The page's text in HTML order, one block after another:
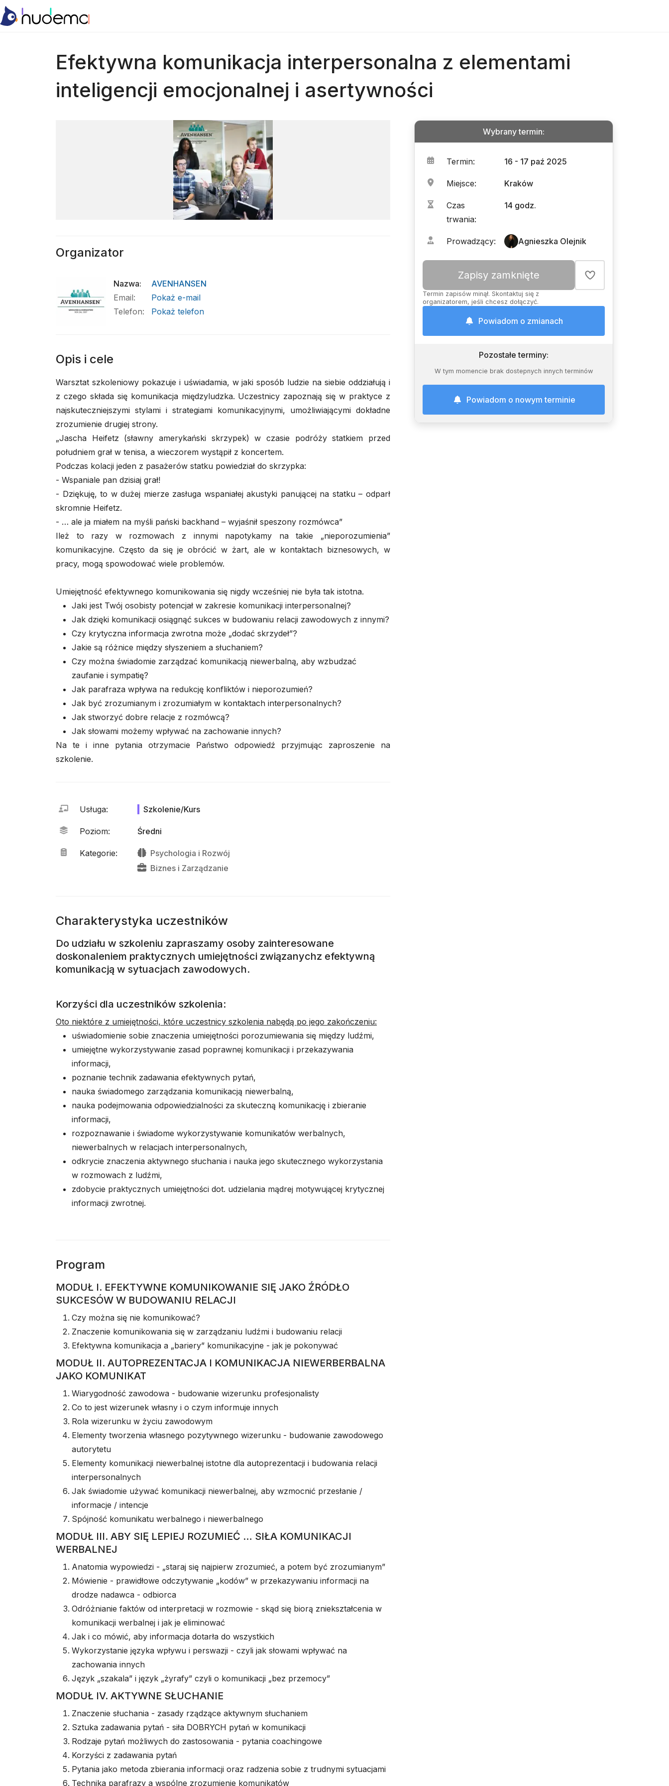
Efektywna komunikacja interpersonalna z elementami
inteligencji emocjonalnej i asertywności
Wybrany termin:
Termin: 16 - 17 paź 2025
Miejsce: Kraków
Czas
trwania:
14 godz.
Prowadzący: Agnieszka Olejnik
Zapisy zamknięte
Termin zapisów minął. Skontaktuj się z
organizatorem, jeśli chcesz dołączyć.
Powiadom o zmianach
Pozostałe terminy:
W tym momencie brak dostepnych innych terminów
Powiadom o nowym terminie
Organizator
Nazwa:
AVENHANSEN
Email:
Pokaż e-mail
Telefon: Pokaż telefon
Opis i cele
Warsztat szkoleniowy pokazuje i uświadamia, w jaki sposób ludzie na siebie oddziałują i
z czego składa się komunikacja międzyludzka. Uczestnicy zapoznają się w praktyce z
najskuteczniejszymi stylami i strategiami komunikacyjnymi, umożliwiającymi dokładne
zrozumienie drugiej strony.
„Jascha Heifetz (sławny amerykański skrzypek) w czasie podróży statkiem przed
południem grał w tenisa, a wieczorem wystąpił z koncertem.
Podczas kolacji jeden z pasażerów statku powiedział do skrzypka:
- Wspaniale pan dzisiaj grał!
- Dziękuję, to w dużej mierze zasługa wspaniałej akustyki panującej na statku – odparł
skromnie Heifetz.
- … ale ja miałem na myśli pański backhand – wyjaśnił speszony rozmówca”
Ileż to razy w rozmowach z innymi napotykamy na takie „nieporozumienia”
komunikacyjne. Często da się je obrócić w żart, ale w kontaktach biznesowych, w
pracy, mogą spowodować wiele problemów.
Umiejętność efektywnego komunikowania się nigdy wcześniej nie była tak istotna.
Jaki jest Twój osobisty potencjał w zakresie komunikacji interpersonalnej?
Jak dzięki komunikacji osiągnąć sukces w budowaniu relacji zawodowych z innymi?
Czy krytyczna informacja zwrotna może „dodać skrzydeł”?
Jakie są różnice między słyszeniem a słuchaniem?
Czy można świadomie zarządzać komunikacją niewerbalną, aby wzbudzać
zaufanie i sympatię?
Jak parafraza wpływa na redukcję konfliktów i nieporozumień?
Jak być zrozumianym i zrozumiałym w kontaktach interpersonalnych?
Jak stworzyć dobre relacje z rozmówcą?
Jak słowami możemy wpływać na zachowanie innych?
Na te i inne pytania otrzymacie Państwo odpowiedź przyjmując zaproszenie na
szkolenie.
Usługa: Szkolenie/Kurs
Poziom: Średni
Kategorie: Psychologia i Rozwój
Biznes i Zarządzanie
Charakterystyka uczestników
Do udziału w szkoleniu zapraszamy osoby zainteresowane
doskonaleniem praktycznych umiejętności związanychz efektywną
komunikacją w sytuacjach zawodowych.
Korzyści dla uczestników szkolenia:
Oto niektóre z umiejętności, które uczestnicy szkolenia nabędą po jego zakończeniu:
uświadomienie sobie znaczenia umiejętności porozumiewania się między ludźmi,
umiejętne wykorzystywanie zasad poprawnej komunikacji i przekazywania
informacji,
poznanie technik zadawania efektywnych pytań,
nauka świadomego zarządzania komunikacją niewerbalną,
nauka podejmowania odpowiedzialności za skuteczną komunikację i zbieranie
informacji,
rozpoznawanie i świadome wykorzystywanie komunikatów werbalnych,
niewerbalnych w relacjach interpersonalnych,
odkrycie znaczenia aktywnego słuchania i nauka jego skutecznego wykorzystania
w rozmowach z ludźmi,
zdobycie praktycznych umiejętności dot. udzielania mądrej motywującej krytycznej
informacji zwrotnej.
Program
MODUŁ I. EFEKTYWNE KOMUNIKOWANIE SIĘ JAKO ŹRÓDŁO
SUKCESÓW W BUDOWANIU RELACJI
Czy można się nie komunikować?
Znaczenie komunikowania się w zarządzaniu ludźmi i budowaniu relacji
Efektywna komunikacja a „bariery” komunikacyjne - jak je pokonywać
MODUŁ II. AUTOPREZENTACJA I KOMUNIKACJA NIEWERBERBALNA
JAKO KOMUNIKAT
Wiarygodność zawodowa - budowanie wizerunku profesjonalisty
Co to jest wizerunek własny i o czym informuje innych
Rola wizerunku w życiu zawodowym
Elementy tworzenia własnego pozytywnego wizerunku - budowanie zawodowego
autorytetu
Elementy komunikacji niewerbalnej istotne dla autoprezentacji i budowania relacji
interpersonalnych
Jak świadomie używać komunikacji niewerbalnej, aby wzmocnić przesłanie /
informacje / intencje
Spójność komunikatu werbalnego i niewerbalnego
MODUŁ III. ABY SIĘ LEPIEJ ROZUMIEĆ … SIŁA KOMUNIKACJI
WERBALNEJ
Anatomia wypowiedzi - „staraj się najpierw zrozumieć, a potem być zrozumianym”
Mówienie - prawidłowe odczytywanie „kodów” w przekazywaniu informacji na
drodze nadawca - odbiorca
Odróżnianie faktów od interpretacji w rozmowie - skąd się biorą zniekształcenia w
komunikacji werbalnej i jak je eliminować
Jak i co mówić, aby informacja dotarła do wszystkich
Wykorzystanie języka wpływu i perswazji - czyli jak słowami wpływać na
zachowania innych
Język „szakala” i język „żyrafy” czyli o komunikacji „bez przemocy”
MODUŁ IV. AKTYWNE SŁUCHANIE
Znaczenie słuchania - zasady rządzące aktywnym słuchaniem
Sztuka zadawania pytań - siła DOBRYCH pytań w komunikacji
Rodzaje pytań możliwych do zastosowania - pytania coachingowe
Korzyści z zadawania pytań
Pytania jako metoda zbierania informacji oraz radzenia sobie z trudnymi sytuacjami
Technika parafrazy a wspólne zrozumienie komunikatów